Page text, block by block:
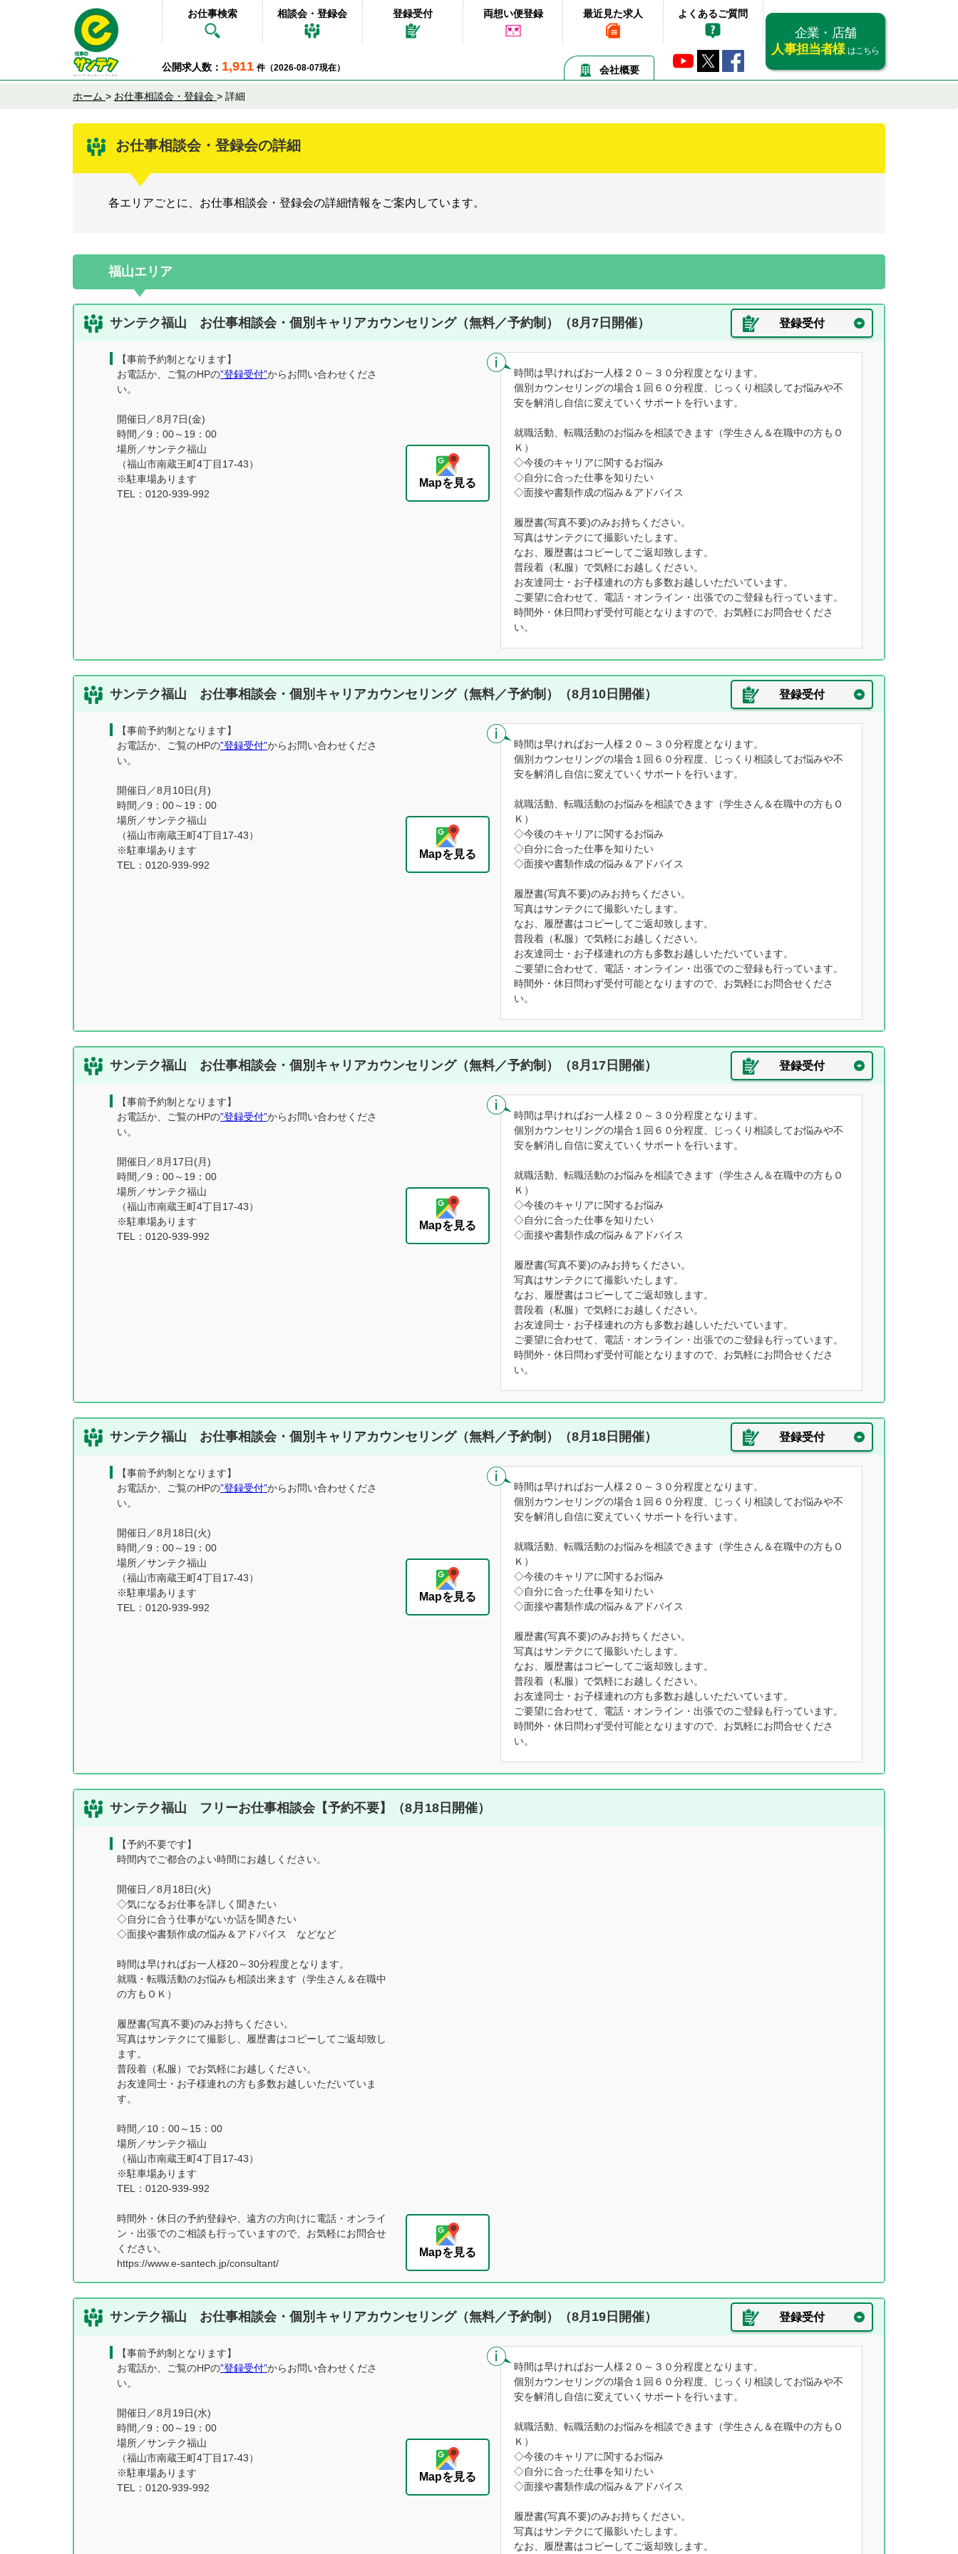
お仕事検索 相談会・登録会 登録受付 両想い便登録 最近見た求人 よくあるご質問
企業・店舗
人事担当者様 はこちら
公開求人数： 1,911 件（2026-08-07現在） 会社概要
ホーム > お仕事相談会・登録会 > 詳細
お仕事相談会・登録会の詳細
各エリアごとに、お仕事相談会・登録会の詳細情報をご案内しています。
福山エリア
サンテク福山 お仕事相談会・個別キャリアカウンセリング（無料／予約制）（8月7日開催） 登録受付
【事前予約制となります】
お電話か、ご覧のHPの”登録受付”からお問い合わせくださ
い。
開催日／8月7日(金)
時間／9：00～19：00
場所／サンテク福山
（福山市南蔵王町4丁目17-43）
※駐車場あります
TEL：0120-939-992
Mapを見る
時間は早ければお一人様２０～３０分程度となります。
個別カウンセリングの場合１回６０分程度、じっくり相談してお悩みや不
安を解消し自信に変えていくサポートを行います。
就職活動、転職活動のお悩みを相談できます（学生さん＆在職中の方もＯ
Ｋ）
◇今後のキャリアに関するお悩み
◇自分に合った仕事を知りたい
◇面接や書類作成の悩み＆アドバイス
履歴書(写真不要)のみお持ちください。
写真はサンテクにて撮影いたします。
なお、履歴書はコピーしてご返却致します。
普段着（私服）で気軽にお越しください。
お友達同士・お子様連れの方も多数お越しいただいています。
ご要望に合わせて、電話・オンライン・出張でのご登録も行っています。
時間外・休日問わず受付可能となりますので、お気軽にお問合せくださ
い。
サンテク福山 お仕事相談会・個別キャリアカウンセリング（無料／予約制）（8月10日開催） 登録受付
【事前予約制となります】
お電話か、ご覧のHPの”登録受付”からお問い合わせくださ
い。
開催日／8月10日(月)
時間／9：00～19：00
場所／サンテク福山
（福山市南蔵王町4丁目17-43）
※駐車場あります
TEL：0120-939-992
Mapを見る
時間は早ければお一人様２０～３０分程度となります。
個別カウンセリングの場合１回６０分程度、じっくり相談してお悩みや不
安を解消し自信に変えていくサポートを行います。
就職活動、転職活動のお悩みを相談できます（学生さん＆在職中の方もＯ
Ｋ）
◇今後のキャリアに関するお悩み
◇自分に合った仕事を知りたい
◇面接や書類作成の悩み＆アドバイス
履歴書(写真不要)のみお持ちください。
写真はサンテクにて撮影いたします。
なお、履歴書はコピーしてご返却致します。
普段着（私服）で気軽にお越しください。
お友達同士・お子様連れの方も多数お越しいただいています。
ご要望に合わせて、電話・オンライン・出張でのご登録も行っています。
時間外・休日問わず受付可能となりますので、お気軽にお問合せくださ
い。
サンテク福山 お仕事相談会・個別キャリアカウンセリング（無料／予約制）（8月17日開催） 登録受付
【事前予約制となります】
お電話か、ご覧のHPの”登録受付”からお問い合わせくださ
い。
開催日／8月17日(月)
時間／9：00～19：00
場所／サンテク福山
（福山市南蔵王町4丁目17-43）
※駐車場あります
TEL：0120-939-992
Mapを見る
時間は早ければお一人様２０～３０分程度となります。
個別カウンセリングの場合１回６０分程度、じっくり相談してお悩みや不
安を解消し自信に変えていくサポートを行います。
就職活動、転職活動のお悩みを相談できます（学生さん＆在職中の方もＯ
Ｋ）
◇今後のキャリアに関するお悩み
◇自分に合った仕事を知りたい
◇面接や書類作成の悩み＆アドバイス
履歴書(写真不要)のみお持ちください。
写真はサンテクにて撮影いたします。
なお、履歴書はコピーしてご返却致します。
普段着（私服）で気軽にお越しください。
お友達同士・お子様連れの方も多数お越しいただいています。
ご要望に合わせて、電話・オンライン・出張でのご登録も行っています。
時間外・休日問わず受付可能となりますので、お気軽にお問合せくださ
い。
サンテク福山 お仕事相談会・個別キャリアカウンセリング（無料／予約制）（8月18日開催） 登録受付
【事前予約制となります】
お電話か、ご覧のHPの”登録受付”からお問い合わせくださ
い。
開催日／8月18日(火)
時間／9：00～19：00
場所／サンテク福山
（福山市南蔵王町4丁目17-43）
※駐車場あります
TEL：0120-939-992
Mapを見る
時間は早ければお一人様２０～３０分程度となります。
個別カウンセリングの場合１回６０分程度、じっくり相談してお悩みや不
安を解消し自信に変えていくサポートを行います。
就職活動、転職活動のお悩みを相談できます（学生さん＆在職中の方もＯ
Ｋ）
◇今後のキャリアに関するお悩み
◇自分に合った仕事を知りたい
◇面接や書類作成の悩み＆アドバイス
履歴書(写真不要)のみお持ちください。
写真はサンテクにて撮影いたします。
なお、履歴書はコピーしてご返却致します。
普段着（私服）で気軽にお越しください。
お友達同士・お子様連れの方も多数お越しいただいています。
ご要望に合わせて、電話・オンライン・出張でのご登録も行っています。
時間外・休日問わず受付可能となりますので、お気軽にお問合せくださ
い。
サンテク福山 フリーお仕事相談会【予約不要】（8月18日開催）
【予約不要です】
時間内でご都合のよい時間にお越しください。
開催日／8月18日(火)
◇気になるお仕事を詳しく聞きたい
◇自分に合う仕事がないか話を聞きたい
◇面接や書類作成の悩み＆アドバイス などなど
時間は早ければお一人様20～30分程度となります。
就職・転職活動のお悩みも相談出来ます（学生さん＆在職中
の方もＯＫ）
履歴書(写真不要)のみお持ちください。
写真はサンテクにて撮影し、履歴書はコピーしてご返却致し
ます。
普段着（私服）でお気軽にお越しください。
お友達同士・お子様連れの方も多数お越しいただいていま
す。
時間／10：00～15：00
場所／サンテク福山
（福山市南蔵王町4丁目17-43）
※駐車場あります
TEL：0120-939-992
時間外・休日の予約登録や、遠方の方向けに電話・オンライ
ン・出張でのご相談も行っていますので、お気軽にお問合せ
ください。
https://www.e-santech.jp/consultant/
Mapを見る
サンテク福山 お仕事相談会・個別キャリアカウンセリング（無料／予約制）（8月19日開催） 登録受付
【事前予約制となります】
お電話か、ご覧のHPの”登録受付”からお問い合わせくださ
い。
開催日／8月19日(水)
時間／9：00～19：00
場所／サンテク福山
（福山市南蔵王町4丁目17-43）
※駐車場あります
TEL：0120-939-992
Mapを見る
時間は早ければお一人様２０～３０分程度となります。
個別カウンセリングの場合１回６０分程度、じっくり相談してお悩みや不
安を解消し自信に変えていくサポートを行います。
就職活動、転職活動のお悩みを相談できます（学生さん＆在職中の方もＯ
Ｋ）
◇今後のキャリアに関するお悩み
◇自分に合った仕事を知りたい
◇面接や書類作成の悩み＆アドバイス
履歴書(写真不要)のみお持ちください。
写真はサンテクにて撮影いたします。
なお、履歴書はコピーしてご返却致します。